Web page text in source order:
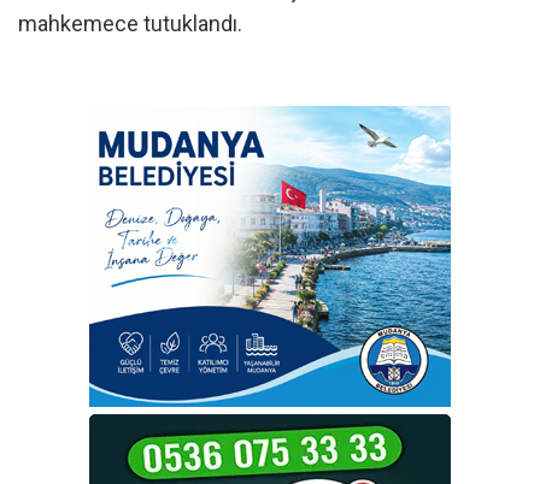
mahkemece tutuklandı.